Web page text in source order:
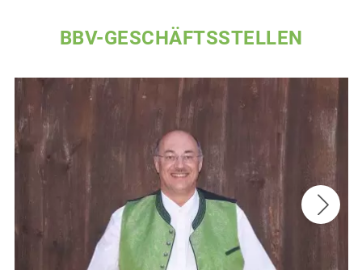
BBV-GESCHÄFTSSTELLEN